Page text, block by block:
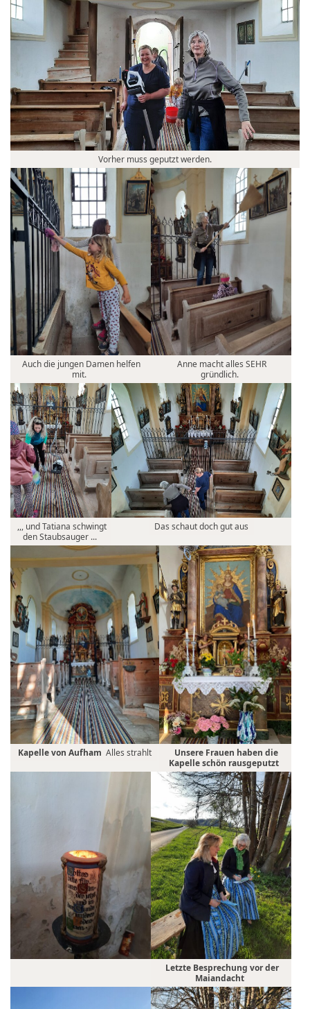
Vorher muss geputzt werden.
Auch die jungen Damen helfen
mit.
Anne macht alles SEHR
gründlich.
,,, und Tatiana schwingt
den Staubsauger ...
Das schaut doch gut aus
Kapelle von Aufham Alles strahlt
Unsere Frauen haben die
Kapelle schön rausgeputzt
Letzte Besprechung vor der
Maiandacht